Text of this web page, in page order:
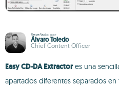
Reseñado por
Álvaro Toledo
Chief Content Officer
Easy CD-DA Extractores una
apartados diferentes separados en